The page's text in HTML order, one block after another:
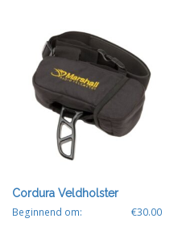
Cordura Veldholster
Beginnend om: €30.00